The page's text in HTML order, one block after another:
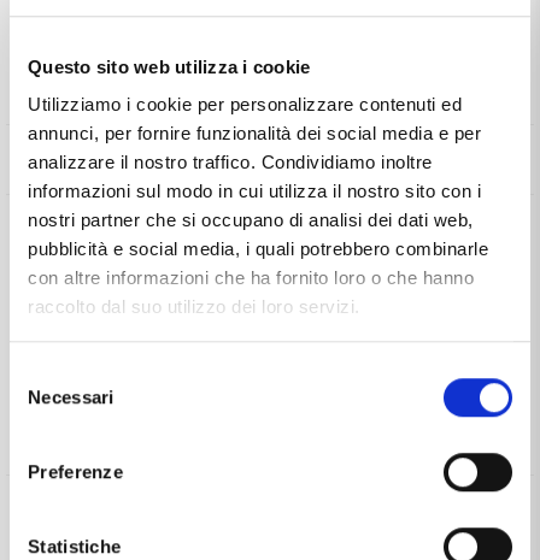
Questo sito web utilizza i cookie
Utilizziamo i cookie per personalizzare contenuti ed
annunci, per fornire funzionalità dei social media e per
analizzare il nostro traffico. Condividiamo inoltre
informazioni sul modo in cui utilizza il nostro sito con i
nostri partner che si occupano di analisi dei dati web,
pubblicità e social media, i quali potrebbero combinarle
con altre informazioni che ha fornito loro o che hanno
raccolto dal suo utilizzo dei loro servizi.
delNecessari
Preferenze
Statistiche
TORNA ALL'INIZIO
Informazioni
Chi siamo
Guida all'acquisto
Privacy
Cookies
Spedizioni
Pagamenti
Contattaci
INVIA UN EMAIL